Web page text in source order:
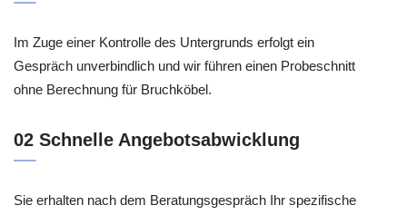
Im Zuge einer Kontrolle des Untergrunds erfolgt ein
Gespräch unverbindlich und wir führen einen Probeschnitt
ohne Berechnung für Bruchköbel.
02 Schnelle Angebotsabwicklung
Sie erhalten nach dem Beratungsgespräch Ihr spezifische